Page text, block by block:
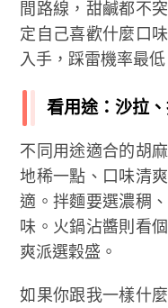
間路線，甜鹹都不
定自己喜歡什麼口
入手，踩雷機率最低
看用途：沙拉
不同用途適合的胡
地稀一點、口味清
適。拌麵要選濃稠
味。火鍋沾醬則看
爽派選穀盛。
如果你跟我一樣什